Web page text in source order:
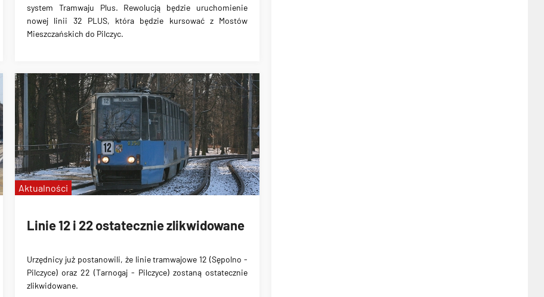
system Tramwaju Plus. Rewolucją będzie uruchomienie
nowej linii 32 PLUS, która będzie kursować z Mostów
Mieszczańskich do Pilczyc.
Linie 12 i 22 ostatecznie zlikwidowane
Urzędnicy już postanowili, że linie tramwajowe12 (Sępolno -
Pilczyce) oraz 22 (Tarnogaj - Pilczyce) zostaną ostatecznie
zlikwidowane.
Aktualności